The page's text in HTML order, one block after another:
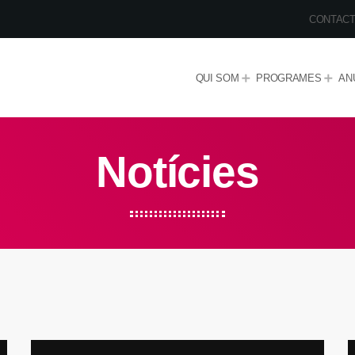
QUI SOM PROGRAMES
Notícies